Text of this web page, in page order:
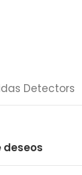
Detectors
deseos